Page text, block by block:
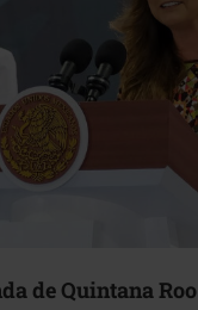
de Quintana Roo